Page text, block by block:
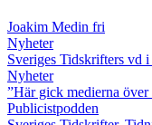
Joakim Medin fri
Nyheter
Sveriges Tidskrifters vd
Nyheter
”Här gick medierna över
Publicistpodden